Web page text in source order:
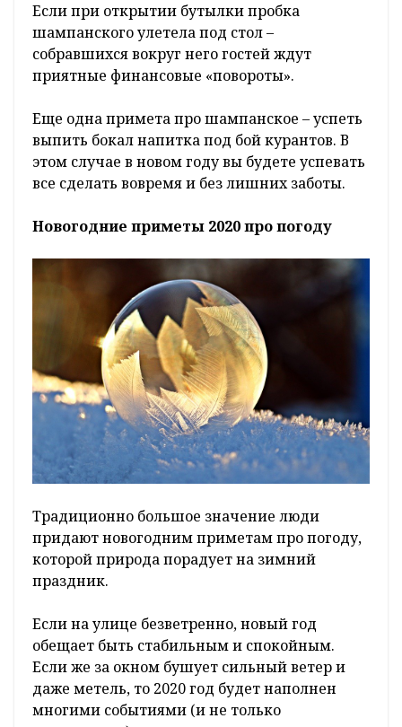
Если при открытии бутылки пробка
шампанского улетела под стол –
собравшихся вокруг него гостей ждут
приятные финансовые «повороты».
Еще одна примета про шампанское – успеть
выпить бокал напитка под бой курантов. В
этом случае в новом году вы будете успевать
все сделать вовремя и без лишних заботы.
Новогодние приметы 2020 про погоду
Традиционно большое значение люди
придают новогодним приметам про погоду,
которой природа порадует на зимний
праздник.
Если на улице безветренно, новый год
обещает быть стабильным и спокойным.
Если же за окном бушует сильный ветер и
даже метель, то 2020 год будет наполнен
многими событиями (и не только